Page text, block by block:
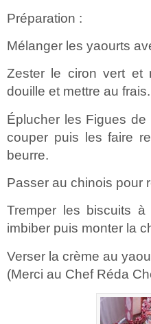
Préparation :
Mélanger les yaourts
Zester le ciron vert et
douille et mettre au frais.
Éplucher les Figues
couper puis les faire
beurre.
Passer au chinois pour
Tremper les biscuits
imbiber puis monter la
Verser la crème au
(Merci au Chef Réda